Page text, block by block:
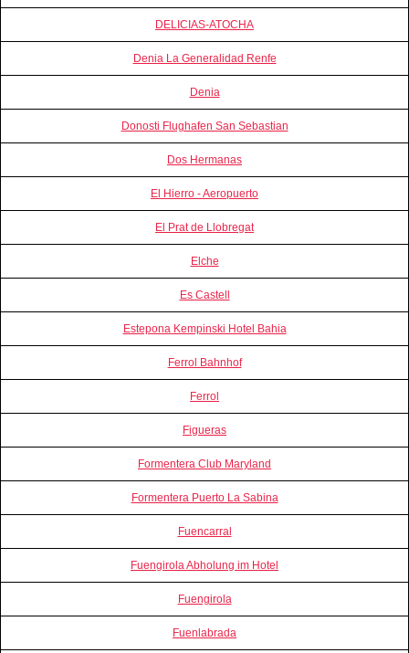
DELICIAS-ATOCHA
Denia La Generalidad Renfe
Denia
Donosti Flughafen San Sebastian
Dos Hermanas
El Hierro - Aeropuerto
El Prat de Llobregat
Elche
Es Castell
Estepona Kempinski Hotel Bahia
Ferrol Bahnhof
Ferrol
Figueras
Formentera Club Maryland
Formentera Puerto La Sabina
Fuencarral
Fuengirola Abholung im Hotel
Fuengirola
Fuenlabrada